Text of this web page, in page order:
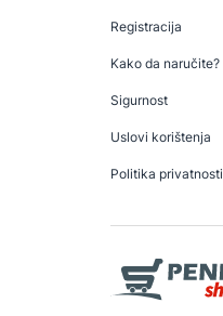
Registracija
Kako da naručite?
Sigurnost
Uslovi korištenja
Politika privatnosti